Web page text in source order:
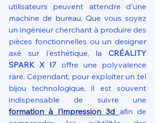
utilisateurs peuvent attendre d'une
machine de bureau. Que vous soyez
un ingénieur cherchant à produire des
pièces fonctionnelles ou un designer
axé sur l'esthétique, la CRÉALITY
SPARK X I7 offre une polyvalence
rare. Cependant, pour exploiter un tel
bijou technologique, il est souvent
formation à l'impression 3d afin de